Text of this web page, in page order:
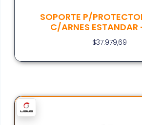
SOPORTE P/
C/ARNES ESTANDAR
$37.979,69